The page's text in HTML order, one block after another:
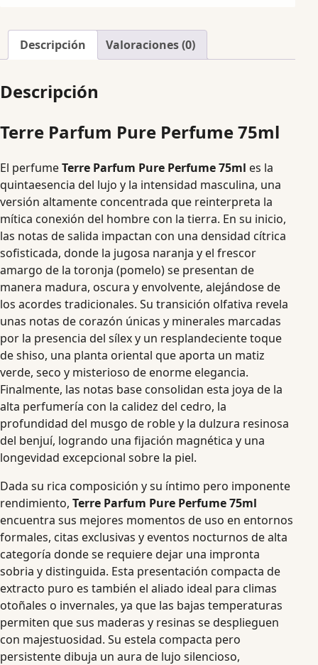
Descripción Valoraciones (0)
Descripción
Terre Parfum Pure Perfume 75ml
El perfumeTerre Parfum Pure Perfume 75ml es la
quintaesencia del lujo y la intensidad masculina, una
versión altamente concentrada que reinterpreta la
mítica conexión del hombre con la tierra. En su inicio,
las notas de salida impactan con una densidad cítrica
sofisticada, donde la jugosa naranja y el frescor
amargo de la toronja (pomelo) se presentan de
manera madura, oscura y envolvente, alejándose de
los acordes tradicionales. Su transición olfativa revela
unas notas de corazón únicas y minerales marcadas
por la presencia del sílex y un resplandeciente toque
de shiso, una planta oriental que aporta un matiz
verde, seco y misterioso de enorme elegancia.
Finalmente, las notas base consolidan esta joya de la
alta perfumería con la calidez del cedro, la
profundidad del musgo de roble y la dulzura resinosa
del benjuí, logrando una fijación magnética y una
longevidad excepcional sobre la piel.
Dada su rica composición y su íntimo pero imponente
rendimiento, Terre Parfum Pure Perfume 75ml
encuentra sus mejores momentos de uso en entornos
formales, citas exclusivas y eventos nocturnos de alta
categoría donde se requiere dejar una impronta
sobria y distinguida. Esta presentación compacta de
extracto puro es también el aliado ideal para climas
otoñales o invernales, ya que las bajas temperaturas
permiten que sus maderas y resinas se desplieguen
con majestuosidad. Su estela compacta pero
persistente dibuja un aura de lujo silencioso,